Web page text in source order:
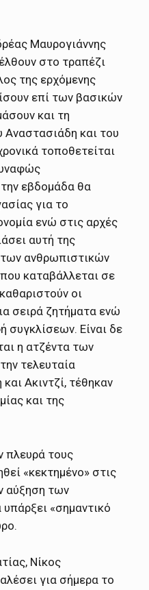
Μαυρογιάννης
στο τραπέζι
της ερχόμενης
επί των βασικών
και τη
και του
τοποθετείται
εβδομάδα θα
για το
ενώ στις αρχές
αυτή της
ανθρωπιστικών
καταβάλλεται σε
οι
σειρά ζητήματα ενώ
συγκλίσεων. Είναι δε
η ατζέντα των
τελευταία
Ακιντζί, τέθηκαν
και της
πλευρά τους
«κεκτημένο» στις
αύξηση των
«σημαντικό
Νίκος
για σήμερα το